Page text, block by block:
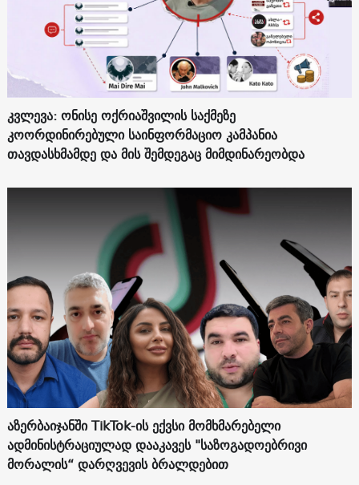
კვლევა: ონისე ოქრიაშვილის საქმეზე
კოორდინირებული საინფორმაციო კამპანია
თავდასხმამდე და მის შემდეგაც მიმდინარეობდა
აზერბაიჯანში TikTok-ის ექვსი მომხმარებელი
ადმინისტრაციულად დააკავეს "საზოგადოებრივი
მორალის“ დარღვევის ბრალდებით